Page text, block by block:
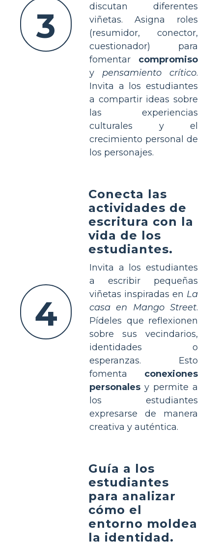
3
discutan diferentes
viñetas. Asigna roles
(resumidor, conector,
cuestionador) para
fomentar compromiso
y pensamiento crítico.
Invita a los estudiantes
a compartir ideas sobre
las experiencias
culturales y el
crecimiento personal de
los personajes.
4
Conecta las
actividades de
escritura con la
vida de los
estudiantes.
Invita a los estudiantes
a escribir pequeñas
viñetas inspiradas en La
casa en Mango Street.
Pídeles que reflexionen
sobre sus vecindarios,
identidades o
esperanzas. Esto
fomenta conexiones
personales y permite a
los estudiantes
expresarse de manera
creativa y auténtica.
Guía a los
estudiantes
para analizar
cómo el
entorno moldea
la identidad.